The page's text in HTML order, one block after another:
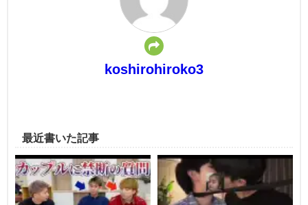
koshirohiroko3
最近書いた記事